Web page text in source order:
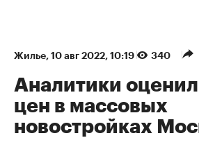
Жилье⁠, 10 авг 2022, 10:19 340
Аналитики
цен в массовых
новостройках